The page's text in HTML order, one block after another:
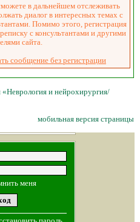
в дальнейшем отслеживать
диалог в интересных темах с
Помимо этого, регистрация
с консультантами и другими
сайта.
сообщение без регистрации
«Неврология и нейрохирургия/
мобильная версия страницы
меня
пароль